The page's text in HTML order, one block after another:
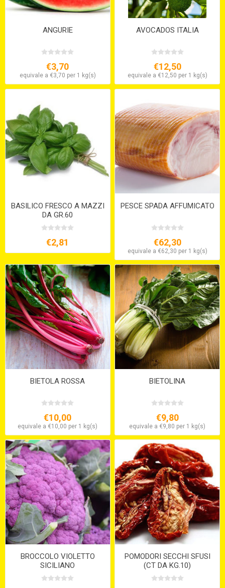
ANGURIE
€3,70
equivale a €3,70 per 1 kg(s)
AVOCADOS ITALIA
€12,50
equivale a €12,50 per 1 kg(s)
BASILICO FRESCO A MAZZI
DA GR.60
€2,81
PESCE SPADA AFFUMICATO
€62,30
equivale a €62,30 per 1 kg(s)
BIETOLA ROSSA
€10,00
equivale a €10,00 per 1 kg(s)
BIETOLINA
€9,80
equivale a €9,80 per 1 kg(s)
BROCCOLO VIOLETTO
SICILIANO
POMODORI SECCHI SFUSI
(CT DA KG.10)